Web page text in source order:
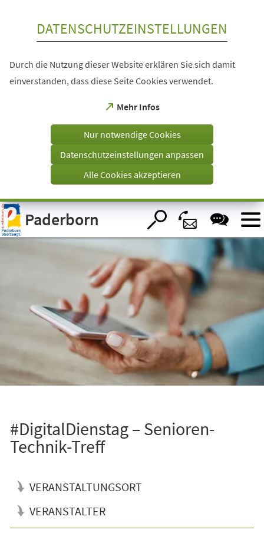
Visuelle
Assistenzsoftware
öffnen.
DATENSCHUTZEINSTELLUNGEN
Durch die Nutzung dieser Website erklären Sie sich damit
einverstanden, dass diese Seite Cookies verwendet.
Mehr Infos
(Öffnet
einem
Tab)
Nur notwendige Cookies
Datenschutzeinstellungen anpassen
Alle Cookies akzeptieren
Paderborn
#DigitalDienstag – Senioren-
Technik-Treff
VERANSTALTUNGSORT
VERANSTALTER